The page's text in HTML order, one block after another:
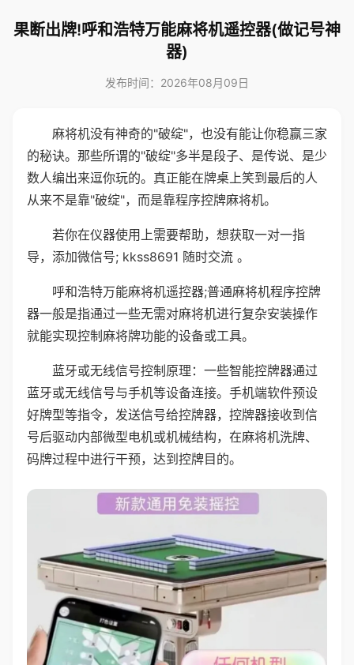
果断出牌!呼和浩特万能麻将机遥控器(做记号神
器)
发布时间：2026年08月09日
麻将机没有神奇的"破绽"，也没有能让你稳赢三家
的秘诀。那些所谓的"破绽"多半是段子、是传说、是少
数人编出来逗你玩的。真正能在牌桌上笑到最后的人
从来不是靠"破绽"，而是靠程序控牌麻将机。
若你在仪器使用上需要帮助，想获取一对一指
导，添加微信号; kkss8691 随时交流 。
呼和浩特万能麻将机遥控器;普通麻将机程序控牌
器一般是指通过一些无需对麻将机进行复杂安装操作
就能实现控制麻将牌功能的设备或工具。
蓝牙或无线信号控制原理：一些智能控牌器通过
蓝牙或无线信号与手机等设备连接。手机端软件预设
好牌型等指令，发送信号给控牌器，控牌器接收到信
号后驱动内部微型电机或机械结构，在麻将机洗牌、
码牌过程中进行干预，达到控牌目的。